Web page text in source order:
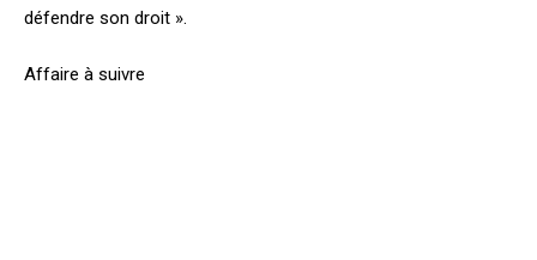
défendre son droit ».
Affaire à suivre